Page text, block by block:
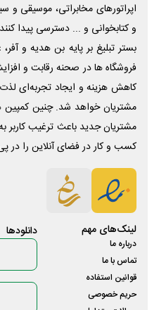
اپراتورهای مخابراتی، موسیقی و
و کتابخوانی و ... دسترسی پیدا
بستر تبلیغ بر پایه بن هدیه و
فروشگاه ها در صحنه رقابت و
کاهش هزینه و ایجاد تجربه‌ای
مشتریان خواهد شد. چنین
مشتریان جدید باعث ترغیب
کسب و کار در فضای آنلاین را در
لینک‌های مهم
درباره ما
تماس با ما
قوانین استفاده
حریم خصوصی
دانلود‌ها